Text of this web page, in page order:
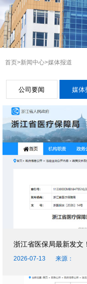
首页>新闻中心>媒体报道
公司要闻 媒体
浙江省医保局最新发文
2026-07-13 来源：